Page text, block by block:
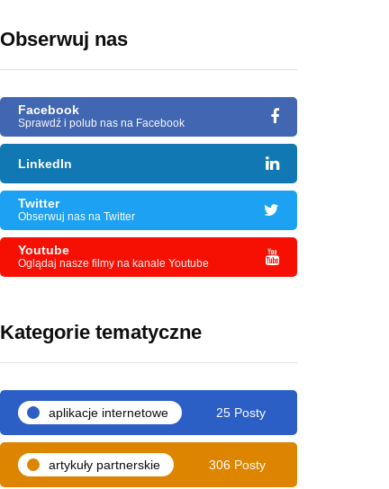
Obserwuj nas
Facebook
Sprawdź i polub nas na Facebook
LinkedIn
Twitter
Obserwuj nas na Twitter
Youtube
Oglądaj nasze filmy na kanale Youtube
Kategorie tematyczne
aplikacje internetowe 25 Posty
artykuły partnerskie 306 Posty